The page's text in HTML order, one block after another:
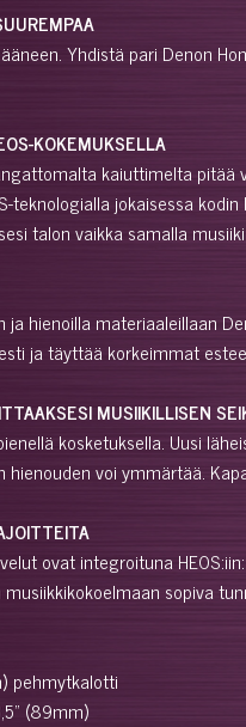
Yhdistä pari Denon
KOKEMUKSELLA
kaiuttimelta
teknologialla jokaisessa
talon vaikka samalla
ja hienoilla materiaaleillaan
ja täyttää korkeimmat
MUSIIKILLISEN
kosketuksella. Uusi
hienouden voi ymmärtää.
ovat integroituna
sopiva
pehmytkalotti
(89mm)